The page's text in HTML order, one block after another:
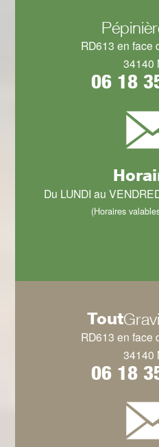
RD613 en face
34140
06 18
Du LUNDI au
(Horaires
Tout
RD613 en face
34140
06 18